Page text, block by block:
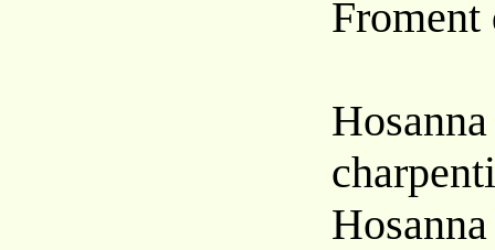
Froment